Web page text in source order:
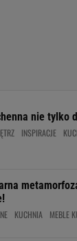
nie tylko
INSPIRACJE
KUCHNIA MEBLE